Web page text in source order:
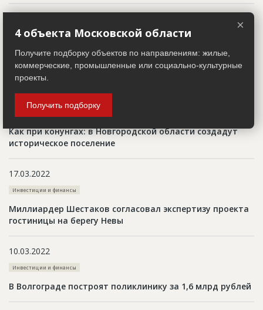
Инвестиции и финансы
В Башкортостане построят вторую роботизированную
ферму
17.03.2022
Как при конунгах: в Новгородской области создадут
историческое поселение
17.03.2022
Инвестиции и финансы
Миллиардер Шестаков согласовал экспертизу проекта
гостиницы на берегу Невы
10.03.2022
Инвестиции и финансы
В Волгограде построят поликлинику за 1,6 млрд рублей
×
4 объекта Московской области
Получите подборку объектов по направлениям: жилые,
коммерческие, промышленные или социально-культурные
проекты.
Получить подборку